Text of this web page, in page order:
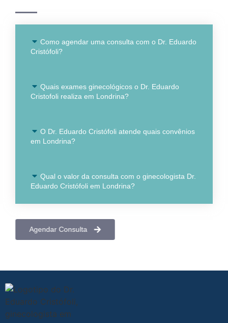
Como agendar uma consulta com o Dr. Eduardo
Cristófoli?
Quais exames ginecológicos o Dr. Eduardo
Cristofoli realiza em Londrina?
O Dr. Eduardo Cristófoli atende quais convênios
em Londrina?
Qual o valor da consulta com o ginecologista Dr.
Eduardo Cristófoli em Londrina?
Agendar Consulta